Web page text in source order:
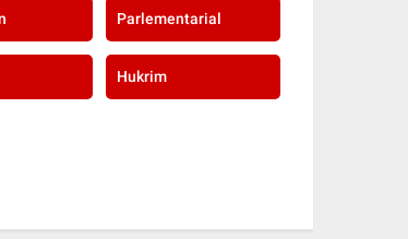
Parlementarial
Hukrim